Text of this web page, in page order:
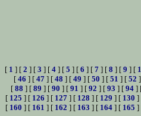
[ 1 ] [ 2 ] [ 3 ] [ 4 ] [ 5 ] [ 6 ] [ 7 ] [ 8 ] [ 9 ] [
[ 46 ] [ 47] [ 48 ] [ 49 ] [ 50 ] [ 51 ] [ 52
[ 88 ] [ 89 ] [ 90 ] [ 91 ] [ 92 ] [ 93 ] [ 94 ]
[ 125 ] [ 126 ] [ 127] [ 128 ] [ 129 ] [ 130 ]
[ 160 ] [ 161 ] [ 162 ] [ 163 ] [ 164] [ 165 ]